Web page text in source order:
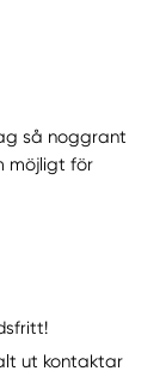
så noggrant
möjligt för
ut kontaktar